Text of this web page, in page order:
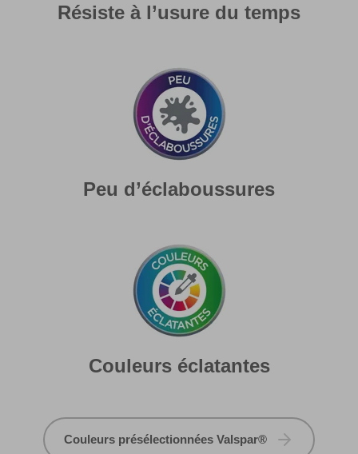
Résiste à l’usure du temps
Peu d’éclaboussures
Couleurs éclatantes
Couleurs présélectionnées Valspar®